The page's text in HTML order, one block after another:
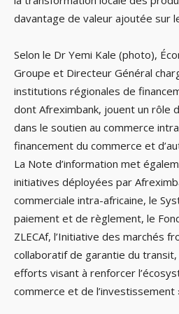
davantage de valeur ajoutée sur
Selon le Dr Yemi Kale (photo),
Groupe et Directeur Général
institutions régionales de
dont Afreximbank, jouent un rôle
dans le soutien au commerce
financement du commerce et
La Note d’information met
initiatives déployées par
commerciale intra-africaine, le
paiement et de règlement, le
ZLECAf, l’Initiative des marchés
collaboratif de garantie du
efforts visant à renforcer
commerce et de l’investissement